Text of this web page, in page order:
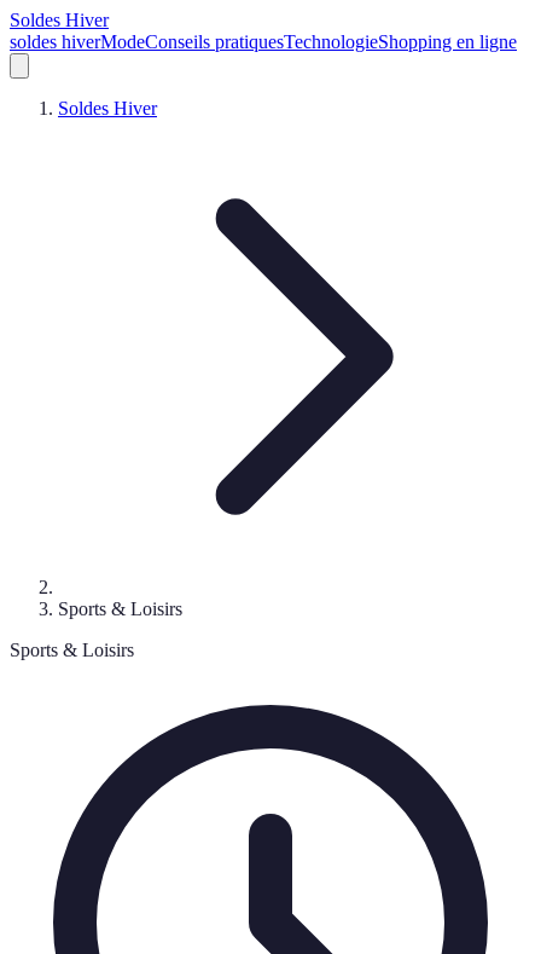
Soldes Hiver
soldes hiverModeConseils pratiquesTechnologieShopping en ligne
Soldes Hiver
Sports & Loisirs
Sports & Loisirs